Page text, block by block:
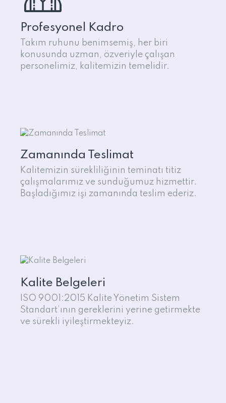
Profesyonel Kadro
Takım ruhunu benimsemiş, her biri
konusunda uzman, özveriyle çalışan
personelimiz, kalitemizin temelidir.
Zamanında Teslimat
Kalitemizin sürekliliğinin teminatı titiz
çalışmalarımız ve sunduğumuz hizmettir.
Başladığımız işi zamanında teslim ederiz.
Kalite Belgeleri
ISO 9001:2015 Kalite Yönetim Sistem
Standart’ının gereklerini yerine getirmekte
ve sürekli iyileştirmekteyiz.